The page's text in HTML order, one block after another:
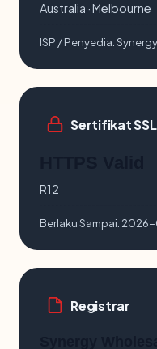
Australia · Melbourne
ISP / Penyedia:
Sertifikat SSL
R12
Berlaku Sampai:
Registrar